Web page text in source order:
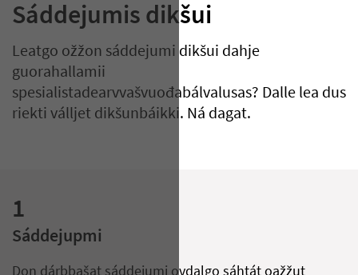
Sáddejumis dikšui
Leatgo ožžon sáddejumi dikšui dahje
guorahallamii
spesialistadearvvašvuođabálvalusas? Dalle lea dus
riekti válljet dikšunbáikki. Ná dagat.
1
Sáddejupmi